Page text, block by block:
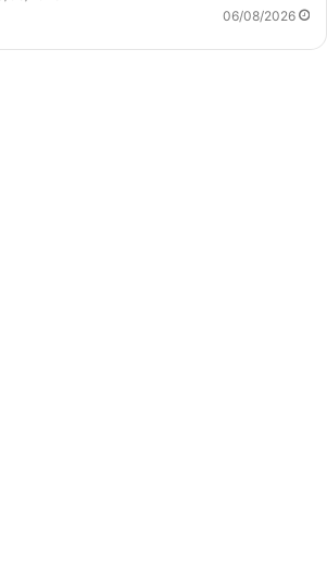
06/08/2026